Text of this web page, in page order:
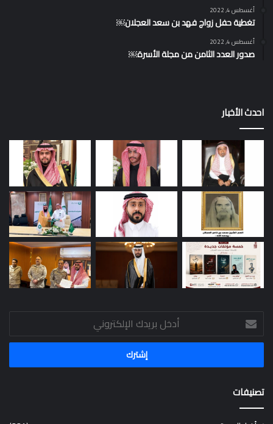
أغسطس 4, 2022
تغطية حفل زواج فهد بن سعد العجلان￼
أغسطس 4, 2022
صدور العدد الثامن من مجلة الأسرة￼
احدث الأخبار
أدخل
بريدك
الإلكتروني
تصنيفات